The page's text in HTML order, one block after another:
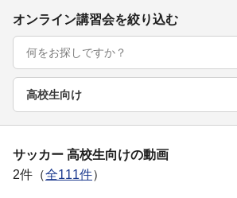
オンライン講習会を絞り込む
高校生向け
サッカー 高校生向けの動画
2件（全111件）